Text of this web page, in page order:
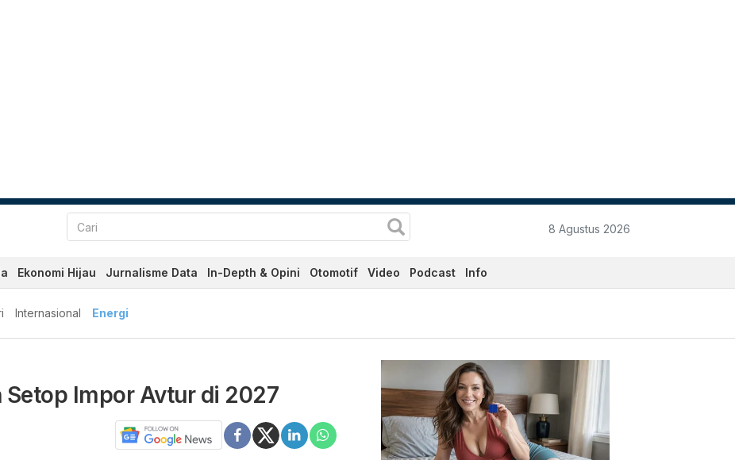
8 Agustus 2026
Ekonomi Hijau Jurnalisme Data In-Depth & Opini Otomotif Video Podcast Info
Internasional Energi
Impor Avtur di 2027